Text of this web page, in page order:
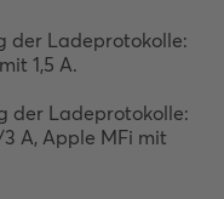
der Ladeprotokolle:
1,5 A.
der Ladeprotokolle:
3 A, Apple MFi mit